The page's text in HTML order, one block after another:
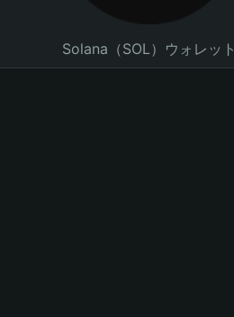
Solana（SOL）ウォレット